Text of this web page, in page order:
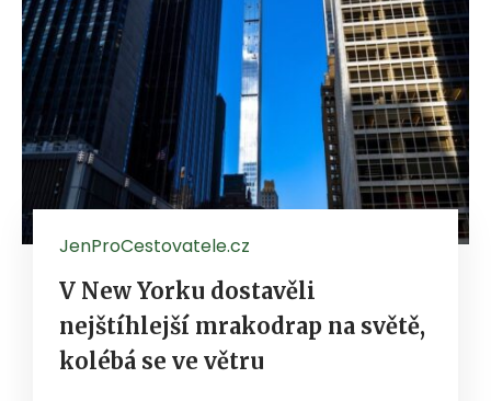
JenProCestovatele.cz
V New Yorku dostavěli
nejštíhlejší mrakodrap na světě,
kolébá se ve větru